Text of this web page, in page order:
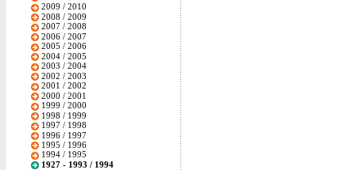
2009 / 2010
2008 / 2009
2007 / 2008
2006 / 2007
2005 / 2006
2004 / 2005
2003 / 2004
2002 / 2003
2001 / 2002
2000 / 2001
1999 / 2000
1998 / 1999
1997 / 1998
1996 / 1997
1995 / 1996
1994 / 1995
1927 - 1993 / 1994